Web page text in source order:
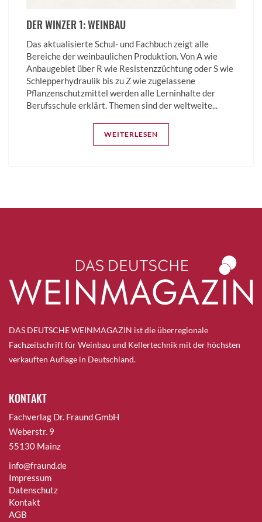
DER WINZER 1: WEINBAU
Das aktualisierte Schul- und Fachbuch zeigt alle
Bereiche der weinbaulichen Produktion. Von A wie
Anbaugebiet über R wie Resistenzzüchtung oder S wie
Schlep­per­hydraulik bis zu Z wie zugelassene
Pflanzenschutzmittel werden alle Lern­inhalte der
Berufsschule erklärt. Themen sind der weltweite...
WEITERLESEN
DAS DEUTSCHE WEINMAGAZIN ist die überregionale
Fachzeitschrift für Weinbau und Kellertechnik mit der höchsten
verkauften Auflage in Deutschland.
KONTAKT
Fachverlag Dr. Fraund GmbH
Weberstr. 9
55130 Mainz
info@fraund.de
Impressum
Datenschutz
Kontakt
AGB